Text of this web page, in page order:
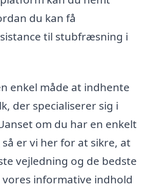
du kan få
til stubfræsning i
enkel måde at indhente
der specialiserer sig i
om du har en enkelt
er vi her for at sikre, at
vejledning og de bedste
vores informative indhold